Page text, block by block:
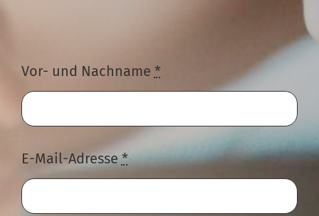
Vor- und Nachname *
E-Mail-Adresse*